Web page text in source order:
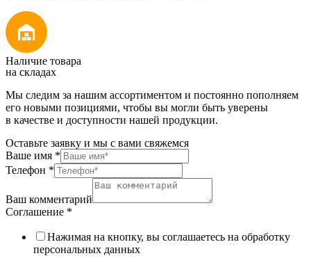
Наличие товара
на складах
Мы следим за нашим ассортиментом и постоянно пополняем
его новыми позициями, чтобы вы могли быть уверены
в качестве и доступности нашей продукции.
Оставьте заявку и мы с вами свяжемся
Ваше имя *
Телефон *
Ваш комментарий
Соглашение *
Нажимая на кнопку, вы соглашаетесь на обработку
персональных данных